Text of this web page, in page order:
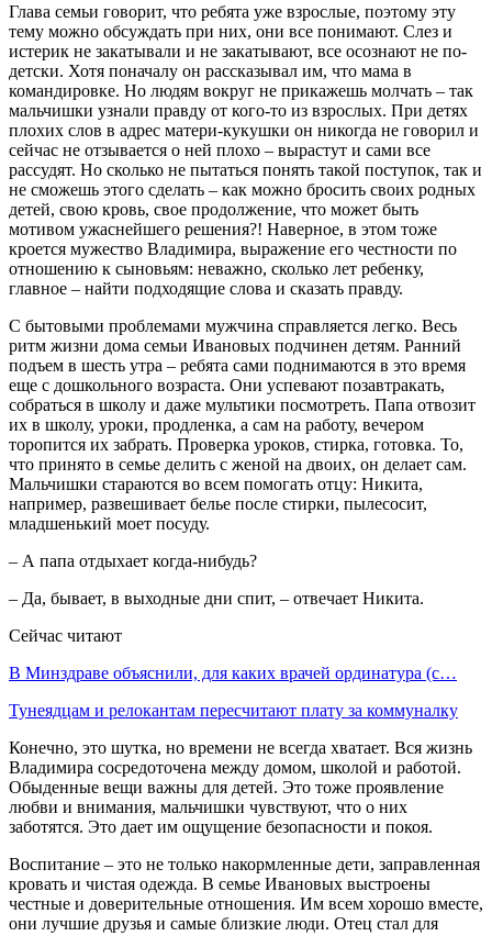
Глава семьи говорит, что ребята уже взрослые, поэтому эту
тему можно обсуждать при них, они все понимают. Слез и
истерик не закатывали и не закатывают, все осознают не по-
детски. Хотя поначалу он рассказывал им, что мама в
командировке. Но людям вокруг не прикажешь молчать – так
мальчишки узнали правду от кого-то из взрослых. При детях
плохих слов в адрес матери-кукушки он никогда не говорил и
сейчас не отзывается о ней плохо – вырастут и сами все
рассудят. Но сколько не пытаться понять такой поступок, так и
не сможешь этого сделать – как можно бросить своих родных
детей, свою кровь, свое продолжение, что может быть
мотивом ужаснейшего решения?! Наверное, в этом тоже
кроется мужество Владимира, выражение его честности по
отношению к сыновьям: неважно, сколько лет ребенку,
главное – найти подходящие слова и сказать правду.
С бытовыми проблемами мужчина справляется легко. Весь
ритм жизни дома семьи Ивановых подчинен детям. Ранний
подъем в шесть утра – ребята сами поднимаются в это время
еще с дошкольного возраста. Они успевают позавтракать,
собраться в школу и даже мультики посмотреть. Папа отвозит
их в школу, уроки, продленка, а сам на работу, вечером
торопится их забрать. Проверка уроков, стирка, готовка. То,
что принято в семье делить с женой на двоих, он делает сам.
Мальчишки стараются во всем помогать отцу: Никита,
например, развешивает белье после стирки, пылесосит,
младшенький моет посуду.
– А папа отдыхает когда-нибудь?
– Да, бывает, в выходные дни спит, – отвечает Никита.
Сейчас читают
В Минздраве объяснили, для каких врачей ординатура (с…
Тунеядцам и релокантам пересчитают плату за коммуналку
Конечно, это шутка, но времени не всегда хватает. Вся жизнь
Владимира сосредоточена между домом, школой и работой.
Обыденные вещи важны для детей. Это тоже проявление
любви и внимания, мальчишки чувствуют, что о них
заботятся. Это дает им ощущение безопасности и покоя.
Воспитание – это не только накормленные дети, заправленная
кровать и чистая одежда. В семье Ивановых выстроены
честные и доверительные отношения. Им всем хорошо вместе,
они лучшие друзья и самые близкие люди. Отец стал для